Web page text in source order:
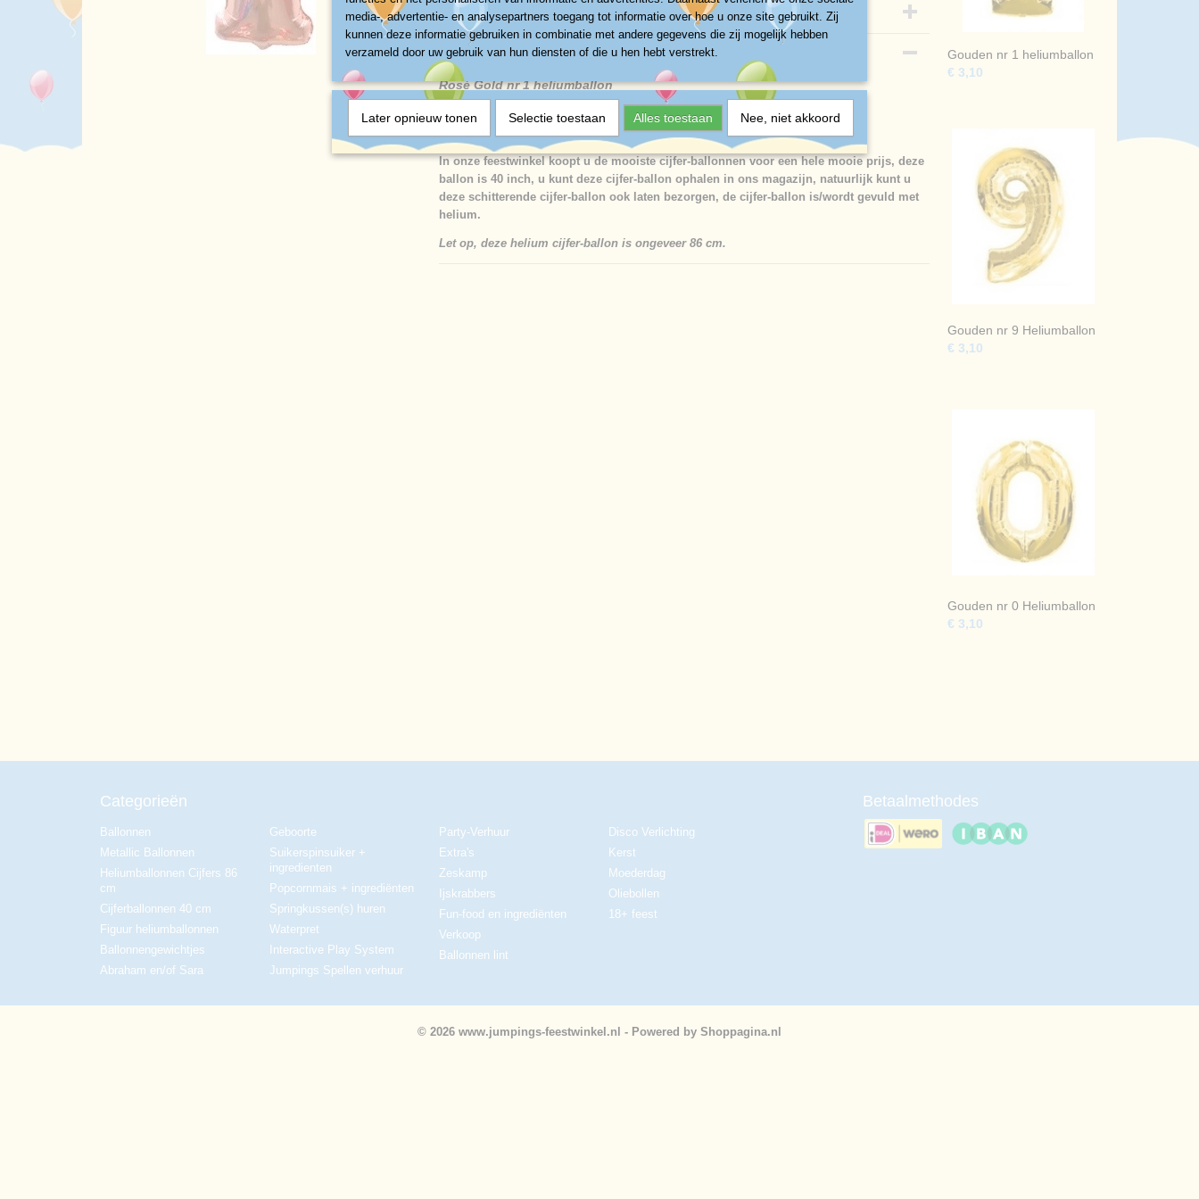
Specificaties
Productcode
581-1249
Afmetingen (l,b,h)
86 x 0 x 0 cm
Omschrijving
Rosé Gold nr 1 heliumballon
Jumpings-Heliumballonnen,
In onze feestwinkel koopt u de mooiste cijfer-ballonnen voor een hele mooie prijs, deze
ballon is 40 inch, u kunt deze cijfer-ballon ophalen in ons magazijn, natuurlijk kunt u
deze schitterende cijfer-ballon ook laten bezorgen, de cijfer-ballon is/wordt gevuld met
helium.
Let op, deze helium cijfer-ballon is ongeveer 86 cm.
Gouden nr 1 heliumballon
€ 3,10
Gouden nr 9 Heliumballon
€ 3,10
Gouden nr 0 Heliumballon
€ 3,10
Categorieën
Ballonnen
Metallic Ballonnen
Heliumballonnen Cijfers 86
cm
Cijferballonnen 40 cm
Figuur heliumballonnen
Ballonnengewichtjes
Abraham en/of Sara
Geboorte
Suikerspinsuiker +
ingredienten
Popcornmais + ingrediënten
Springkussen(s) huren
Waterpret
Interactive Play System
Jumpings Spellen verhuur
Party-Verhuur
Extra's
Zeskamp
Ijskrabbers
Fun-food en ingrediënten
Verkoop
Ballonnen lint
Disco Verlichting
Kerst
Moederdag
Oliebollen
18+ feest
Betaalmethodes
© 2026 www.jumpings-feestwinkel.nl - Powered by Shoppagina.nl
media-, advertentie- en analysepartners toegang tot informatie over hoe u onze site gebruikt. Zij
kunnen deze informatie gebruiken in combinatie met andere gegevens die zij mogelijk hebben
verzameld door uw gebruik van hun diensten of die u hen hebt verstrekt.
Later opnieuw tonen Selectie toestaan Alles toestaan Nee, niet akkoord